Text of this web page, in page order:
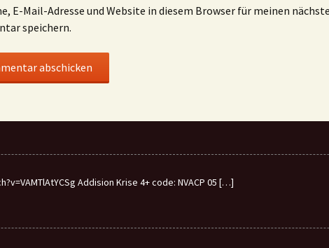
E-Mail-Adresse und Website in diesem Browser für meinen
speichern.
Addision Krise 4+ code: NVACP 05 […]